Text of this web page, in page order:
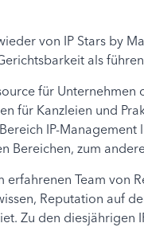
von IP Stars by
als
für
für Kanzleien und
IP-
Bereichen, zum
erfahrenen Team von
Reputation auf
Zu den diesjährigen